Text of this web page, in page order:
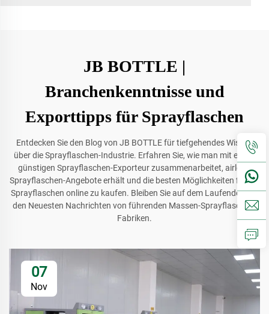
JB BOTTLE |
Branchenkenntnisse und
Exporttipps für Sprayflaschen
Entdecken Sie den Blog von JB BOTTLE für tiefgehendes Wissen
über die Sprayflaschen-Industrie. Erfahren Sie, wie man mit einem
günstigen Sprayflaschen-Exporteur zusammenarbeitet, airless-
Sprayflaschen-Angebote erhält und die besten Möglichkeiten findet,
Sprayflaschen online zu kaufen. Bleiben Sie auf dem Laufenden mit
den Neuesten Nachrichten von führenden Massen-Sprayflaschen-
Fabriken.
07
Nov